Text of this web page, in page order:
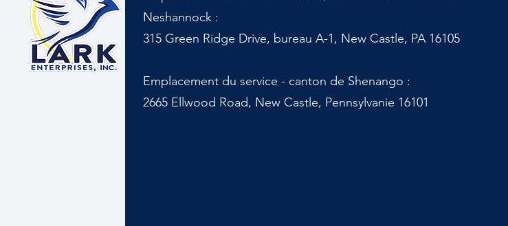
Neshannock :
315 Green Ridge Drive, bureau A-1, New Castle, PA 16105
Emplacement du service - canton de Shenango :
2665 Ellwood Road, New Castle, Pennsylvanie 16101